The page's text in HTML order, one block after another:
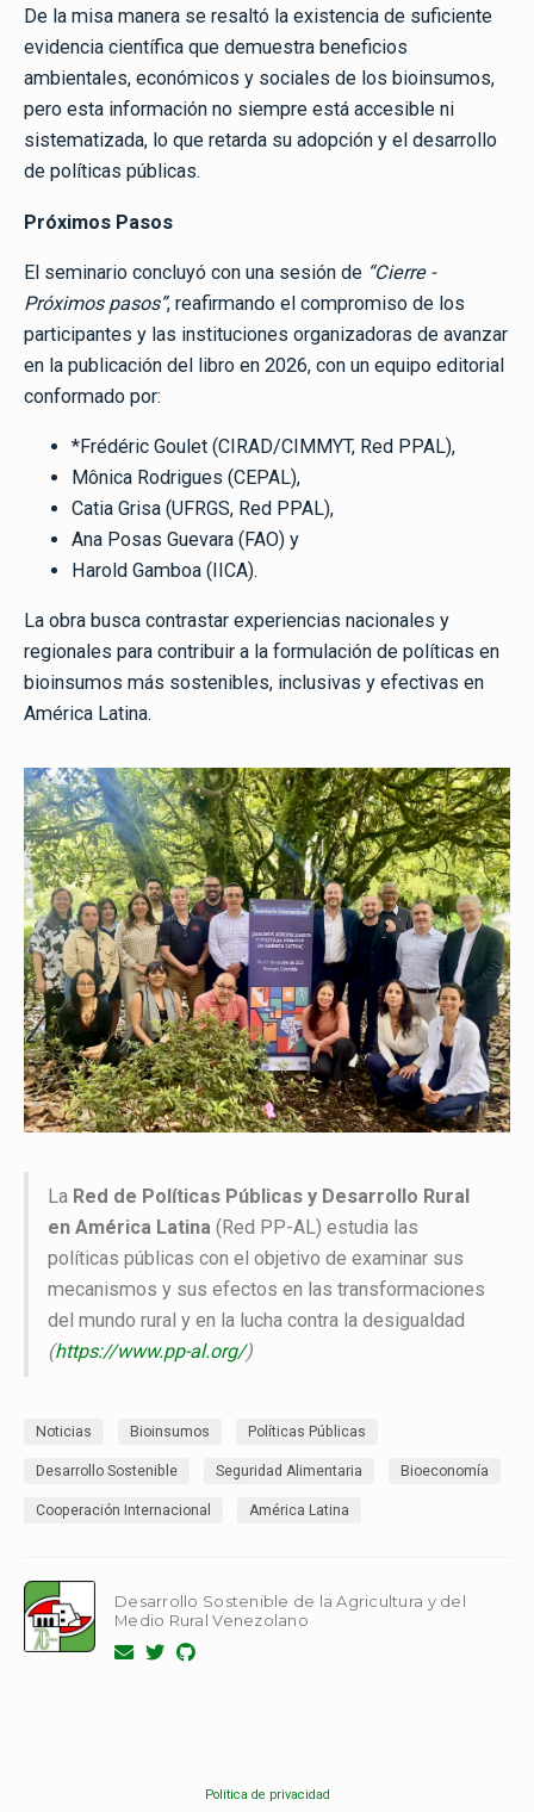
De la misa manera se resaltó la existencia de suficiente
evidencia científica que demuestra beneficios
ambientales, económicos y sociales de los bioinsumos,
pero esta información no siempre está accesible ni
sistematizada, lo que retarda su adopción y el desarrollo
de políticas públicas.
Próximos Pasos
El seminario concluyó con una sesión de “Cierre -
Próximos pasos”, reafirmando el compromiso de los
participantes y las instituciones organizadoras de avanzar
en la publicación del libro en 2026, con un equipo editorial
conformado por:
*Frédéric Goulet (CIRAD/CIMMYT, Red PPAL),
Mônica Rodrigues (CEPAL),
Catia Grisa (UFRGS, Red PPAL),
Ana Posas Guevara (FAO) y
Harold Gamboa (IICA).
La obra busca contrastar experiencias nacionales y
regionales para contribuir a la formulación de políticas en
bioinsumos más sostenibles, inclusivas y efectivas en
América Latina.
La Red de Políticas Públicas y Desarrollo Rural
en América Latina (Red PP-AL) estudia las
políticas públicas con el objetivo de examinar sus
mecanismos y sus efectos en las transformaciones
del mundo rural y en la lucha contra la desigualdad
(https://www.pp-al.org/)
Noticias Bioinsumos Políticas Públicas
Desarrollo Sostenible Seguridad Alimentaria Bioeconomía
Cooperación Internacional América Latina
Desarrollo Sostenible de la Agricultura y del
Medio Rural Venezolano
Política de privacidad